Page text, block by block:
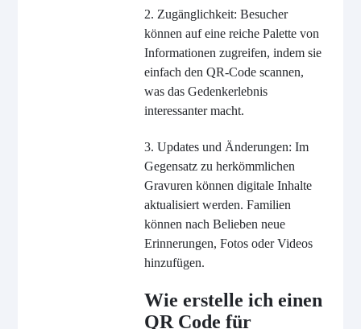
2. Zugänglichkeit: Besucher
können auf eine reiche Palette von
Informationen zugreifen, indem sie
einfach den QR-Code scannen,
was das Gedenkerlebnis
interessanter macht.
3. Updates und Änderungen: Im
Gegensatz zu herkömmlichen
Gravuren können digitale Inhalte
aktualisiert werden. Familien
können nach Belieben neue
Erinnerungen, Fotos oder Videos
hinzufügen.
Wie erstelle ich einen
QR Code für